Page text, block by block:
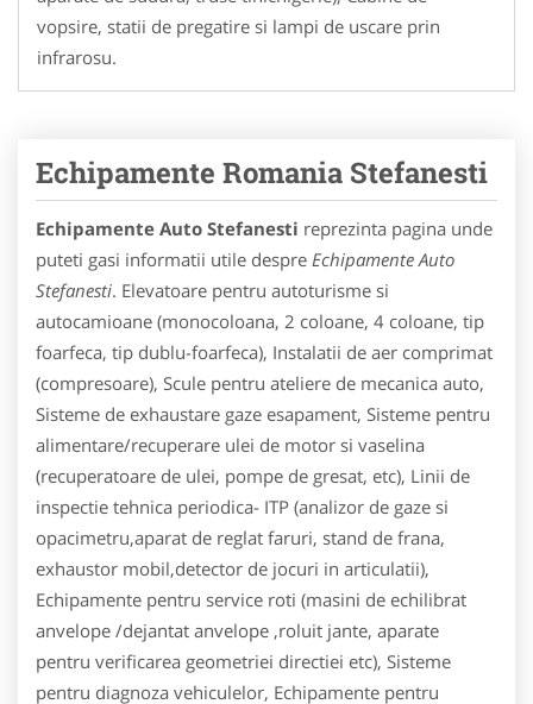
vopsire, statii de pregatire si lampi de uscare prin
infrarosu.
Echipamente Romania Stefanesti
Echipamente Auto Stefanesti reprezinta pagina unde
puteti gasi informatii utile despre Echipamente Auto
Stefanesti. Elevatoare pentru autoturisme si
autocamioane (monocoloana, 2 coloane, 4 coloane, tip
foarfeca, tip dublu-foarfeca), Instalatii de aer comprimat
(compresoare), Scule pentru ateliere de mecanica auto,
Sisteme de exhaustare gaze esapament, Sisteme pentru
alimentare/recuperare ulei de motor si vaselina
(recuperatoare de ulei, pompe de gresat, etc), Linii de
inspectie tehnica periodica- ITP (analizor de gaze si
opacimetru,aparat de reglat faruri, stand de frana,
exhaustor mobil,detector de jocuri in articulatii),
Echipamente pentru service roti (masini de echilibrat
anvelope /dejantat anvelope ,roluit jante, aparate
pentru verificarea geometriei directiei etc), Sisteme
pentru diagnoza vehiculelor, Echipamente pentru